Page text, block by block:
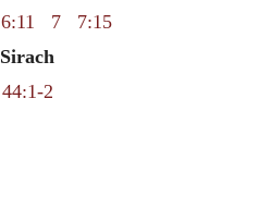
6:11 7
7:15
Sirach
44:1-2